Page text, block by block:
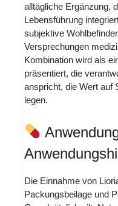
alltägliche Ergänzung,
Lebensführung
subjektive
Versprechungen
Kombination wird als
präsentiert, die
anspricht, die Wert auf
legen.
Die Einnahme von
Packungsbeilage und